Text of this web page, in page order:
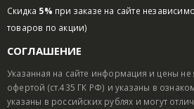
Скидка 5% при заказе на сайте
товаров по акции)
СОГЛАШЕНИЕ
Указанная на сайте информация и цены не
офертой (ст.435 ГК РФ) и указаны в
указаны в российских рублях и могут